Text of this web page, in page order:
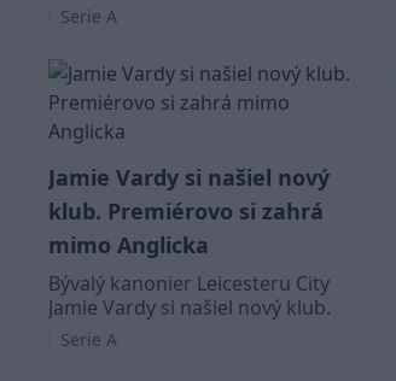
Serie A
Jamie Vardy si našiel nový
klub. Premiérovo si zahrá
mimo Anglicka
Bývalý kanonier Leicesteru City
Jamie Vardy si našiel nový klub.
Serie A